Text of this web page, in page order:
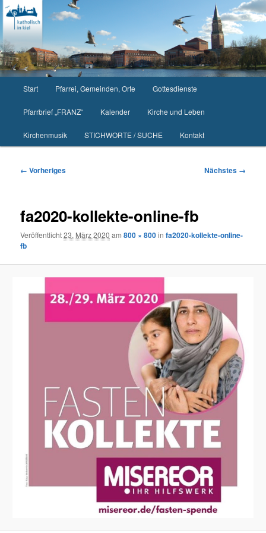
Zum
primären
Inhalt
springen
Start Pfarrei, Gemeinden, Orte Gottesdienste
Pfarrbrief „FRANZ“ Kalender Kirche und Leben
Kirchenmusik STICHWORTE / SUCHE Kontakt
Bilder-
← Vorheriges Nächstes →
fa2020-kollekte-online-fb
Veröffentlicht23. März 2020 am800 × 800infa2020-kollekte-online-
fb